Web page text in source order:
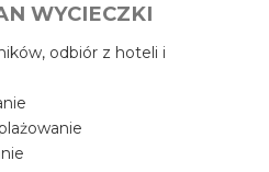
WYCIECZKI
odbiór z hoteli i